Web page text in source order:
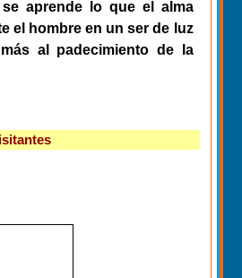
aprende lo que el alma
el hombre en un ser de luz
al padecimiento de la